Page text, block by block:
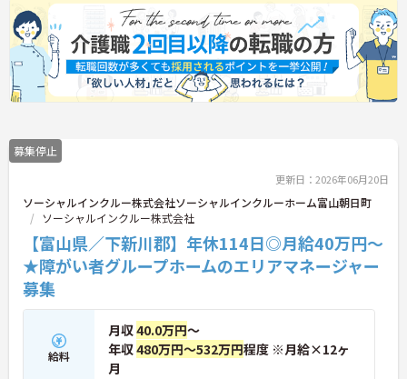
の職場です。介護経験を活かしたい方、福祉の資格
をお持ちの方、安定した法人でキャリアを築きたい
方におすすめです。
★おすすめPOINT★
・生活支援員からスタートし、サービス管理責任者
るためポストも豊富にあり、専門性を高めながらマ
ネジメント職への挑戦も視野に入れていただけま
業環境に加え、産前産後休暇や育児休暇制度がしっ
かりと整備されています。オンとオフの切り替えを
明確にし、心身ともに充実した状態で長くご活躍い
ただけます。
・グループホーム一棟あたりの入居者様20名定員を
常時2～4名のスタッフで支援、国基準を上回る人員
配置や夜間複数名体制が敷かれているため、業務に
追われることなくご利用者様のペースに合わせたサ
ポートが可能です。施設も専用設計で働きやすく、
ご自身の理想とする福祉を実践できる環境が整って
募集停止
更新日：2026年06月20日
ソーシャルインクルー株式会社ソーシャルインクルーホーム富山朝日町
ソーシャルインクルー株式会社
【富山県／下新川郡】年休114日◎月給40万円～
★障がい者グループホームのエリアマネージャー
募集
給料
月収40.0万円～
年収480万円～532万円程度 ※月給×12ヶ
月